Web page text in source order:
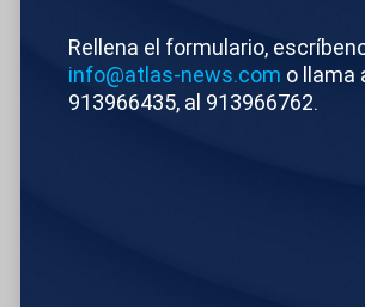
Rellena el formulario,
info@atlas-news.com o llama
913966435, al 913966762.
1. RECURSOS
2. RECURSOS